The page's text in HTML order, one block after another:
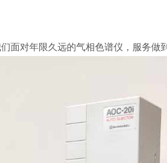
面对年限久远的气相色谱仪，服务做